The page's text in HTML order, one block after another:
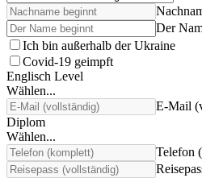
Der
Ich bin außerhalb der Ukraine
Covid-19 geimpft
Englisch Level
Wählen...
E-Mail
Diplom
Wählen...
Telefon